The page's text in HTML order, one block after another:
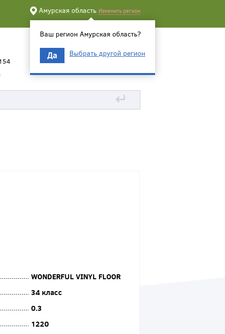
Амурская область Изменить регион
Ваш регион Амурская область?
Да Выбрать другой регион
↵
WONDERFUL VINYL FLOOR
34 класс
0.3
1220